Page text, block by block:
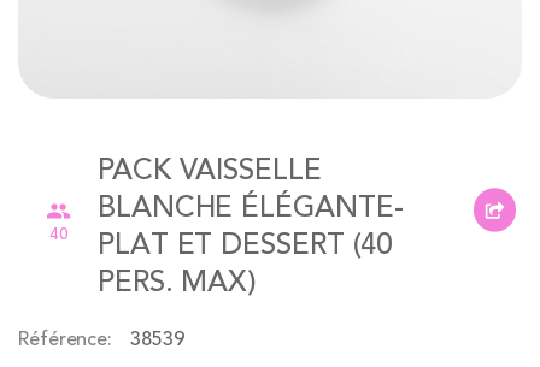
beginning
40
PACK VAISSELLE
BLANCHE ÉLÉGANTE-
PLAT ET DESSERT (40
PERS. MAX)
Référence
38539